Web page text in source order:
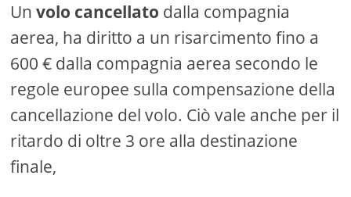
Un volo cancellato dalla compagnia
aerea, ha diritto a un risarcimento fino a
600 € dalla compagnia aerea secondo le
regole europee sulla compensazione della
cancellazione del volo. Ciò vale anche per il
ritardo di oltre 3 ore alla destinazione
finale,